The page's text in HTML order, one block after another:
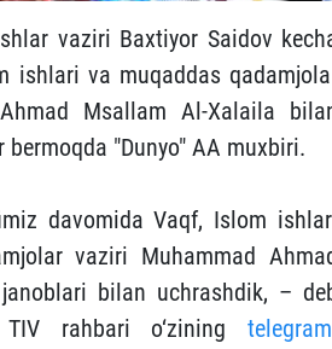
vaziri Baxtiyor Saidov
ishlari va muqaddas
Msallam Al-Xalaila
bermoqda "Dunyo" AA muxbiri.
davomida Vaqf, Islom
vaziri Muhammad
bilan uchrashdik, –
TIV rahbari o‘zining